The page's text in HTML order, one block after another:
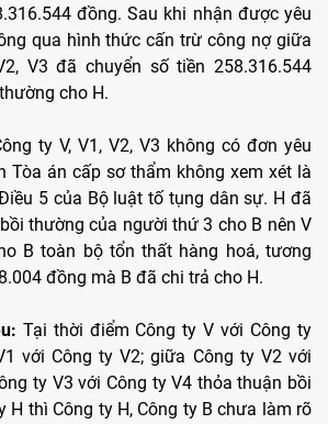
đồng. Sau khi nhận được yêu
qua hình thức cấn trừ công nợ giữa
V3 đã chuyển số tiền 258.316.544
cho H.
ty V, V1, V2, V3 không có đơn yêu
Tòa án cấp sơ thẩm không xem xét là
5 của Bộ luật tố tụng dân sự. H đã
thường của người thứ 3 cho B nên V
B toàn bộ tổn thất hàng hoá, tương
đồng mà B đã chi trả cho H.
Tại thời điểm Công ty V với Công ty
với Công ty V2; giữa Công ty V2 với
ty V3 với Công ty V4 thỏa thuận bồi
H thì Công ty H, Công ty B chưa làm rõ